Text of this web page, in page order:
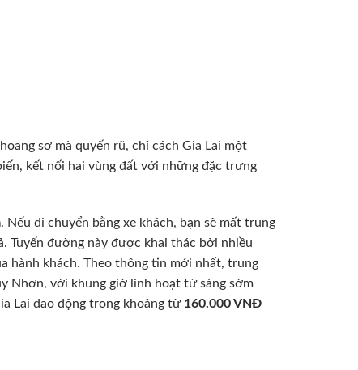
sơ mà quyến rũ, chỉ cách Gia Lai một
kết nối hai vùng đất với những đặc trưng
. Nếu di chuyển bằng xe khách, bạn sẽ mất trung
Tuyến đường này được khai thác bởi nhiều
hành khách. Theo thông tin mới nhất, trung
Nhơn, với khung giờ linh hoạt từ sáng sớm
Lai dao động trong khoảng từ 160.000 VNĐ